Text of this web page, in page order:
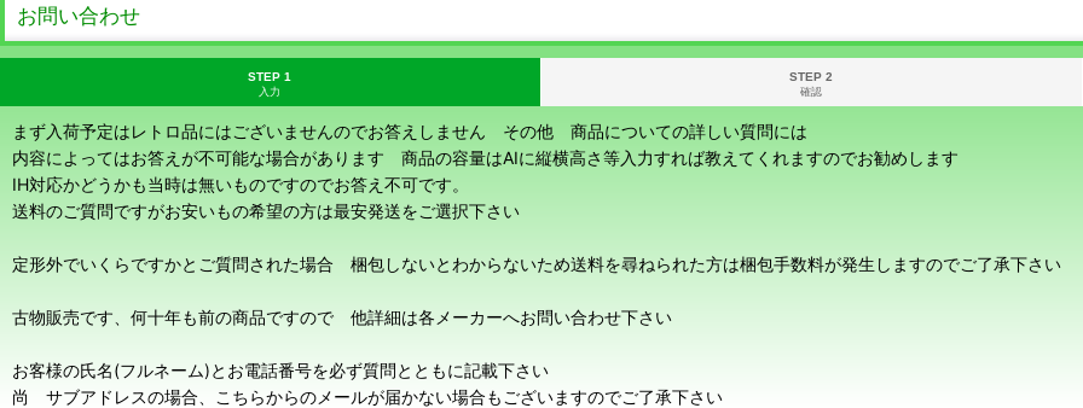
お問い合わせ
STEP 1
入力
STEP 2
確認
まず入荷予定はレトロ品にはございませんのでお答えしません その他 商品についての詳しい質問には
内容によってはお答えが不可能な場合があります 商品の容量はAIに縦横高さ等入力すれば教えてくれますのでお勧めします
IH対応かどうかも当時は無いものですのでお答え不可です。
送料のご質問ですがお安いもの希望の方は最安発送をご選択下さい
定形外でいくらですかとご質問された場合 梱包しないとわからないため送料を尋ねられた方は梱包手数料が発生しますのでご了承下さい
古物販売です、何十年も前の商品ですので 他詳細は各メーカーへお問い合わせ下さい
お客様の氏名(フルネーム)とお電話番号を必ず質問とともに記載下さい
尚 サブアドレスの場合、こちらからのメールが届かない場合もございますのでご了承下さい